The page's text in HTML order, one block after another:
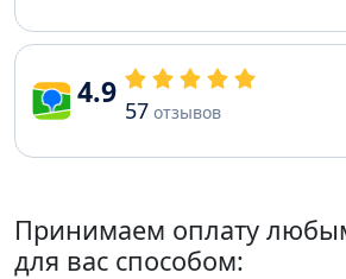
4.9 57 отзывов
Принимаем оплату
для вас способом: